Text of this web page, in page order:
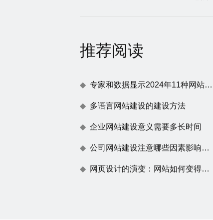
推荐阅读
专家和数据显示2024年11种网站建设趋势
多语言网站建设的建设方法
企业网站建设意义需要多长时间
公司网站建设注意哪些因素影响百度蜘蛛抓取
网页设计的演变：网站如何变得不仅仅是一张漂亮的脸蛋